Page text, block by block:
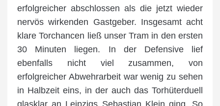
erfolgreicher abschlossen als die jetzt wieder
nervös wirkenden Gastgeber. Insgesamt acht
klare Torchancen ließ unser Tram in den ersten
30 Minuten liegen. In der Defensive lief
ebenfalls nicht viel zusammen, von
erfolgreicher Abwehrarbeit war wenig zu sehen
in Halbzeit eins, in der auch das Torhüterduell
glasklar an Leipzigs Sebastian Klein ging. So